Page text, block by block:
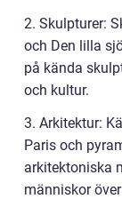
2. Skulpturer:
och Den lilla
på kända
och kultur.
3. Arkitektur:
Paris och
arkitektoniska
människor